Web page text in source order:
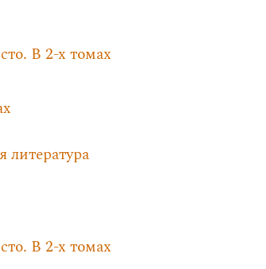
В 2-х томах
литература
В 2-х томах